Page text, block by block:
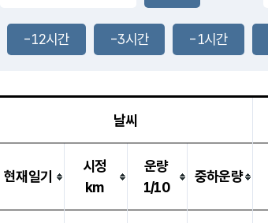
0.6m/s
-
-12시간 -3시간 -1시간
날씨
현재일기
시정
km
운량
1/10
중하운량